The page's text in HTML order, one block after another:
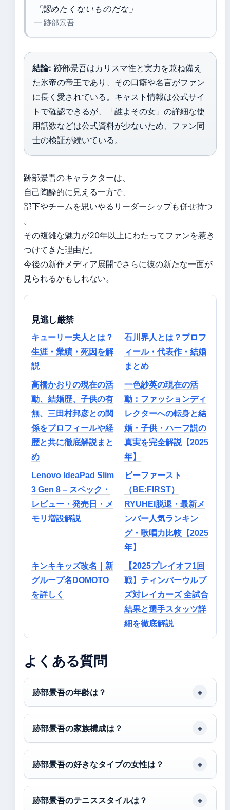
「認めたくないものだな」
— 跡部景吾
結論: 跡部景吾はカリスマ性と実力を兼ね備え
た氷帝の帝王であり、その口癖や名言がファン
に長く愛されている。キャスト情報は公式サイ
トで確認できるが、「誰よその女」の詳細な使
用話数などは公式資料が少ないため、ファン同
士の検証が続いている。
跡部景吾のキャラクターは、
自己陶酔的に見える一方で、
部下やチームを思いやるリーダーシップも併せ持つ
。
その複雑な魅力が20年以上にわたってファンを惹き
つけてきた理由だ。
今後の新作メディア展開でさらに彼の新たな一面が
見られるかもしれない。
見逃し厳禁
キューリー夫人とは？
生涯・業績・死因を解
説
石川界人とは？プロフ
ィール・代表作・結婚
まとめ
高橋かおりの現在の活
動、結婚歴、子供の有
無、三田村邦彦との関
係をプロフィールや経
歴と共に徹底解説まと
め
一色紗英の現在の活
動：ファッションディ
レクターへの転身と結
婚・子供・ハーフ説の
真実を完全解説【2025
年】
Lenovo IdeaPad Slim
3 Gen 8 – スペック・
レビュー・発売日・メ
モリ増設解説
ビーファースト
（BE:FIRST）
RYUHEI脱退・最新メ
ンバー人気ランキン
グ・歌唱力比較【2025
年】
キンキキッズ改名｜新
グループ名DOMOTO
を詳しく
【2025プレイオフ1回
戦】ティンバーウルブ
ズ対レイカーズ 全試合
結果と選手スタッツ詳
細を徹底解説
よくある質問
跡部景吾の年齢は？
跡部景吾の家族構成は？
跡部景吾の好きなタイプの女性は？
跡部景吾のテニススタイルは？